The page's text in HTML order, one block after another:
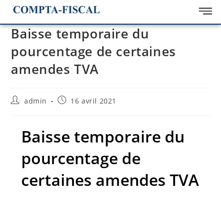
Baisse temporaire du
pourcentage de certaines
amendes TVA
admin 16 avril 2021
Baisse temporaire du
pourcentage de
certaines amendes TVA